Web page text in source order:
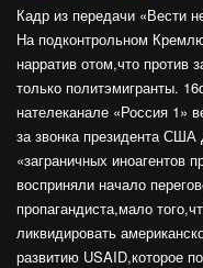
Кадр из передачи «Вести
На подконтрольном
нарратив отом,что против
только политэмигранты.
нателеканале «Россия 1»
за звонка президента
«заграничных иноагентов
восприняли начало
пропагандиста,мало
ликвидировать
развитию USAID,которое